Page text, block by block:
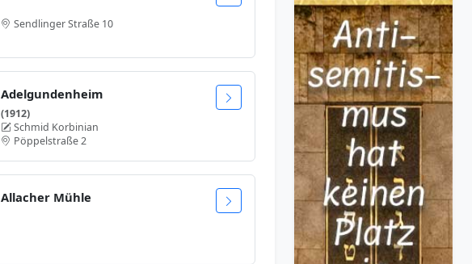
Sendlinger Straße 10
Adelgundenheim
(1912)
Schmid Korbinian
Pöppelstraße 2
Allacher Mühle